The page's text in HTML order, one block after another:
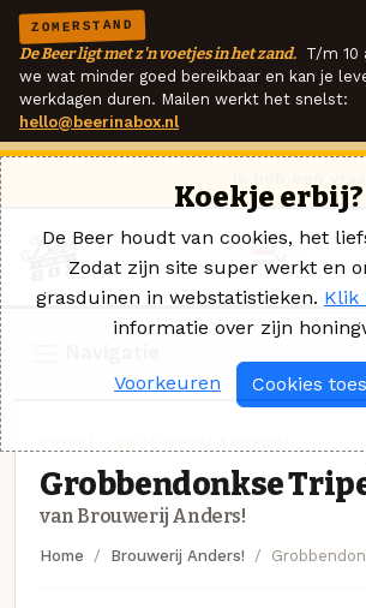
ZOMERSTAND
De Beer ligt met z'n voetjes in het zand. T/m 10
we wat minder goed bereikbaar en kan je
werkdagen duren. Mailen werkt het snelst:
hello@beerinabox.nl
Grobbendonkse
van Brouwerij Anders!
Home Brouwerij Anders!
Koekje erbij?
De Beer houdt van cookies, het
Zodat zijn site super werkt en
grasduinen in webstatistieken. Klik
informatie over zijn
Voorkeuren Cookies